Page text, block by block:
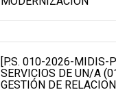
[P.S. 010-2026-MIDIS-
SERVICIOS DE UN/A
GESTIÓN DE